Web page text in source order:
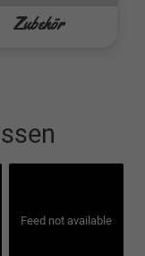
Zubehör
Feed not available